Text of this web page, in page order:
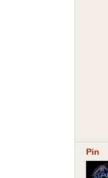
Pin